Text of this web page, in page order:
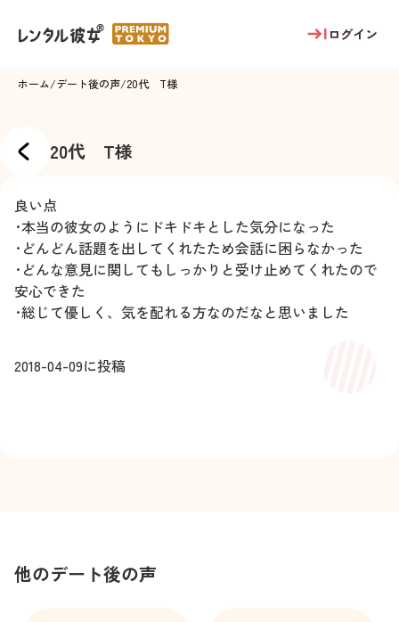
ログイン
ホーム/デート後の声/20代 T様
20代 T様
良い点
･本当の彼女のようにドキドキとした気分になった
･どんどん話題を出してくれたため会話に困らなかった
･どんな意見に関してもしっかりと受け止めてくれたので
安心できた
･総じて優しく、気を配れる方なのだなと思いました
2018-04-09に投稿
他のデート後の声